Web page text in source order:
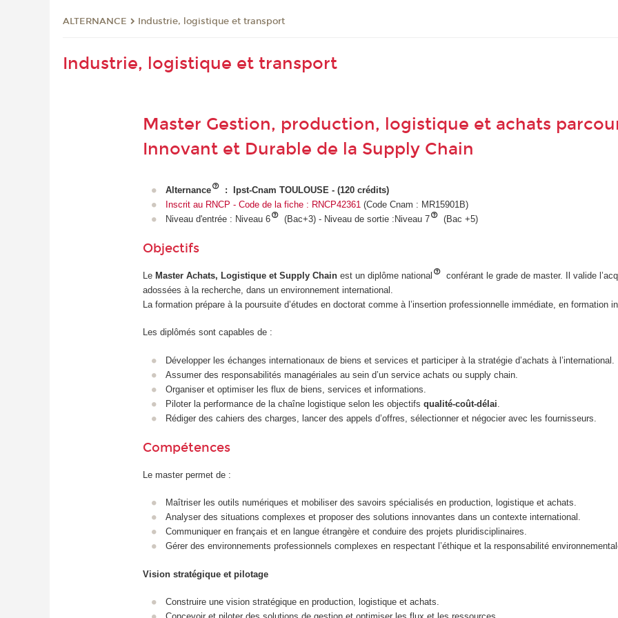
ALTERNANCE Industrie, logistique et transport
Industrie, logistique et transport
Master Gestion, production, logistique et achats
Innovant et Durable de la Supply Chain
Alternance
: Ipst-Cnam TOULOUSE - (120 crédits)
Inscrit au RNCP - Code de la fiche : RNCP42361 (Code Cnam : MR15901B)
Niveau d'entrée : Niveau 6
(Bac+3) - Niveau de sortie :Niveau 7 (Bac +5)
Objectifs
Le Master Achats, Logistique et Supply Chain est un diplôme national
conférant le grade de master. Il valide
adossées à la recherche, dans un environnement international.
La formation prépare à la poursuite d’études en doctorat comme à l’insertion professionnelle immédiate, en formation
Les diplômés sont capables de :
Développer les échanges internationaux de biens et services et participer à la stratégie d’achats à l’international.
Assumer des responsabilités managériales au sein d’un service achats ou supply chain.
Organiser et optimiser les flux de biens, services et informations.
Piloter la performance de la chaîne logistique selon les objectifs qualité-coût-délai
Rédiger des cahiers des charges, lancer des appels d’offres, sélectionner et négocier avec les fournisseurs.
Compétences
Le master permet de :
Maîtriser les outils numériques et mobiliser des savoirs spécialisés en production, logistique et achats.
Analyser des situations complexes et proposer des solutions innovantes dans un contexte international.
Communiquer en français et en langue étrangère et conduire des projets pluridisciplinaires.
Gérer des environnements professionnels complexes en respectant l’éthique et la responsabilité
Vision stratégique et pilotage
Construire une vision stratégique en production, logistique et achats.